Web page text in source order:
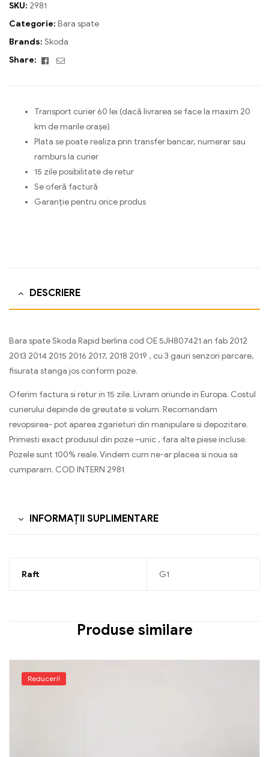
SKU: 2981
Categorie: Bara spate
Brands: Skoda
Share:
Facebook
Email
Transport curier 60 lei (dacă livrarea se face la maxim 20
km de marile orașe)
Plata se poate realiza prin transfer bancar, numerar sau
ramburs la curier
15 zile posibilitate de retur
Se oferă factură
Garanție pentru orice produs
DESCRIERE
Bara spate Skoda Rapid berlina cod OE 5JH807421 an fab 2012
2013 2014 2015 2016 2017, 2018 2019 , cu 3 gauri senzori parcare,
fisurata stanga jos conform poze.
Oferim factura si retur in 15 zile. Livram oriunde in Europa. Costul
curierului depinde de greutate si volum. Recomandam
revopsirea- pot aparea zgarieturi din manipulare si depozitare.
Primesti exact produsul din poze –unic , fara alte piese incluse.
Pozele sunt 100% reale. Vindem cum ne-ar placea si noua sa
cumparam. COD INTERN 2981
INFORMAȚII SUPLIMENTARE
Raft G1
Produse similare
Reduceri!